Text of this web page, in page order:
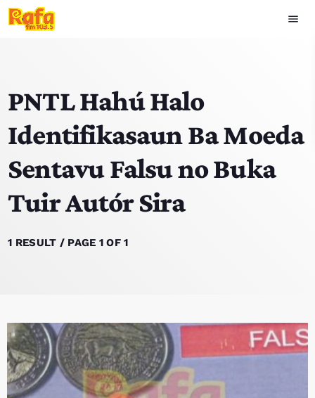
menu
play_arrow OUVIR RAFA
HOME
NOTISIA
EKIPA
PROGRAMA SIRA
VÍDEO SIRA
PNTL Hahú Halo
Identifikasaun Ba Moeda
Sentavu Falsu no Buka
Tuir Autór Sira
1 RESULT / PAGE 1 OF 1